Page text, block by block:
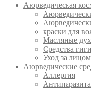
Аюрведическая
краски для
Масляные
Средства
Уход за лицом
Аюрведические
Аллергия